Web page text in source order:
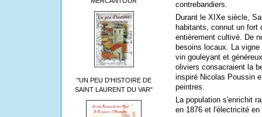
"UN PEU D'HISTOIRE DE
SAINT LAURENT DU VAR"
contrebandiers.
Durant le XIXe siècle,
habitants, connut un fort
entièrement cultivé. De
besoins locaux. La
vin gouleyant et
oliviers consacraient la
inspiré Nicolas Poussin
peintres.
La population s'enrichit
en 1876 et l'électricité en